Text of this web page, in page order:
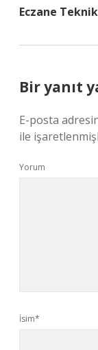
Eczane
Bir yanıt
E-posta
ile
Yorum
İsim*